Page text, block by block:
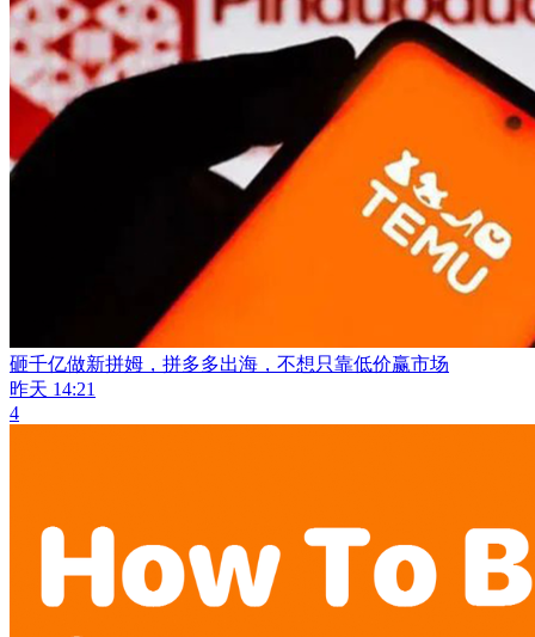
砸千亿做新拼姆，拼多多出海，不想只靠低价赢市场
昨天 14:21
4